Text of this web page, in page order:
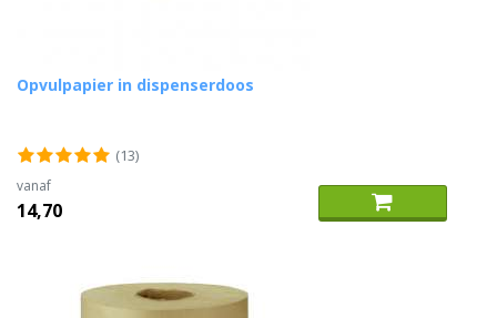
Opvulpapier in dispenserdoos
(13)
vanaf
14,70